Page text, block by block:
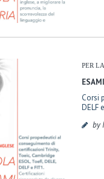
PER
Corsi
DELF
by